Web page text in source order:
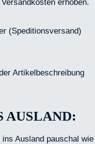
erhoben.
(Speditionsversand)
Artikelbeschreibung
AUSLAND:
Ausland pauschal wie